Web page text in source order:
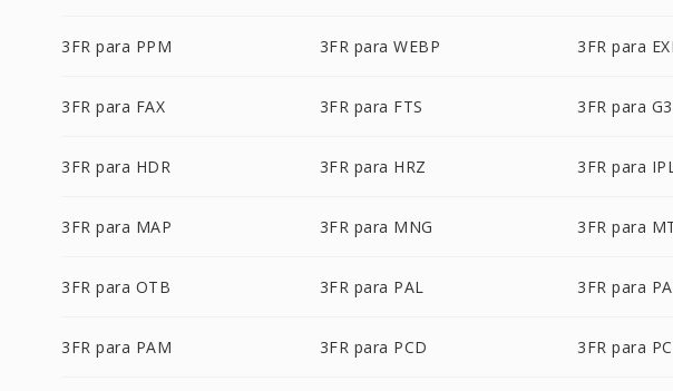
3FR para PPM 3FR para WEBP 3FR para
3FR para FAX 3FR para FTS 3FR para G3
3FR para HDR 3FR para HRZ 3FR para
3FR para MAP 3FR para MNG 3FR para
3FR para OTB 3FR para PAL 3FR para
3FR para PAM 3FR para PCD 3FR para